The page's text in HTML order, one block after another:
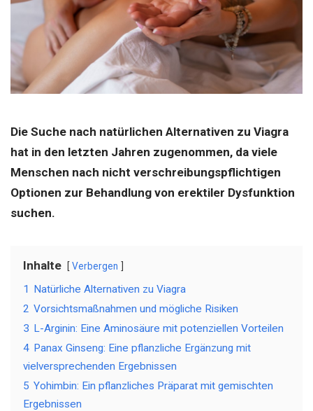
Die Suche nach natürlichen Alternativen zu Viagra
hat in den letzten Jahren zugenommen, da viele
Menschen nach nicht verschreibungspflichtigen
Optionen zur Behandlung von erektiler Dysfunktion
suchen.
Inhalte Verbergen
1 Natürliche Alternativen zu Viagra
2 Vorsichtsmaßnahmen und mögliche Risiken
3 L-Arginin: Eine Aminosäure mit potenziellen Vorteilen
4 Panax Ginseng: Eine pflanzliche Ergänzung mit
vielversprechenden Ergebnissen
5 Yohimbin: Ein pflanzliches Präparat mit gemischten
Ergebnissen